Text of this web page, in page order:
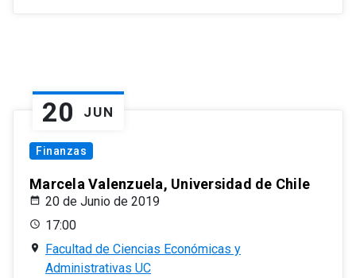
20 JUN
Finanzas
Marcela Valenzuela, Universidad de Chile
20 de Junio de 2019
17:00
Facultad de Ciencias Económicas y
Administrativas UC